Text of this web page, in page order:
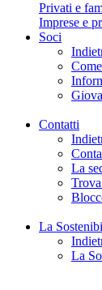
Privati e
Imprese e
Soci
Contatti
La
La
La